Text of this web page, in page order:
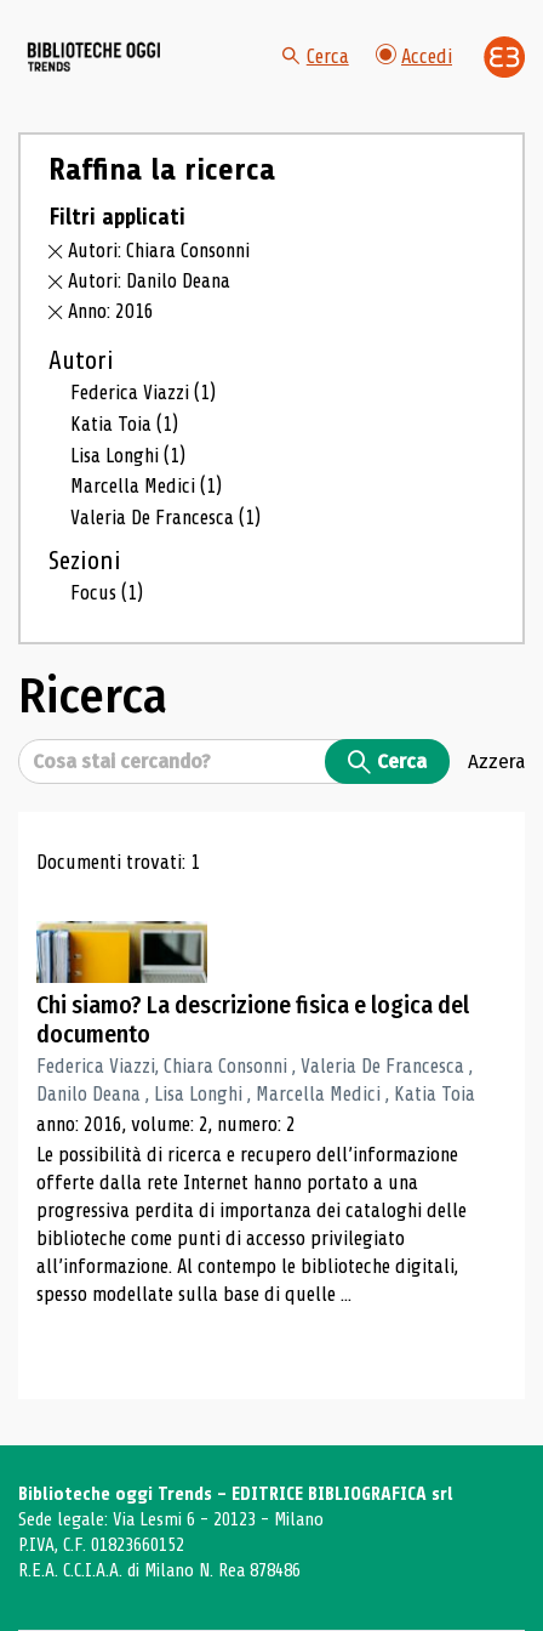
Cerca Accedi
Raffina la ricerca
Filtri applicati
Autori: Chiara Consonni
Autori: Danilo Deana
Anno: 2016
Autori
Federica Viazzi(1)
Katia Toia(1)
Lisa Longhi(1)
Marcella Medici(1)
Valeria De Francesca(1)
Sezioni
Focus(1)
Ricerca
Cerca Cerca Azzera
Risultati di ricerca
Documenti trovati: 1
Chi siamo? La descrizione fisica e logica del
documento
Federica Viazzi, Chiara Consonni , Valeria De Francesca ,
Danilo Deana , Lisa Longhi , Marcella Medici , Katia Toia
anno: 2016, volume: 2, numero: 2
Le possibilità di ricerca e recupero dell’informazione
offerte dalla rete Internet hanno portato a una
progressiva perdita di importanza dei cataloghi delle
biblioteche come punti di accesso privilegiato
all’informazione. Al contempo le biblioteche digitali,
spesso modellate sulla base di quelle ...
Biblioteche oggi Trends - EDITRICE BIBLIOGRAFICA srl
Sede legale: Via Lesmi 6 - 20123 - Milano
P.IVA, C.F. 01823660152
R.E.A. C.C.I.A.A. di Milano N. Rea 878486